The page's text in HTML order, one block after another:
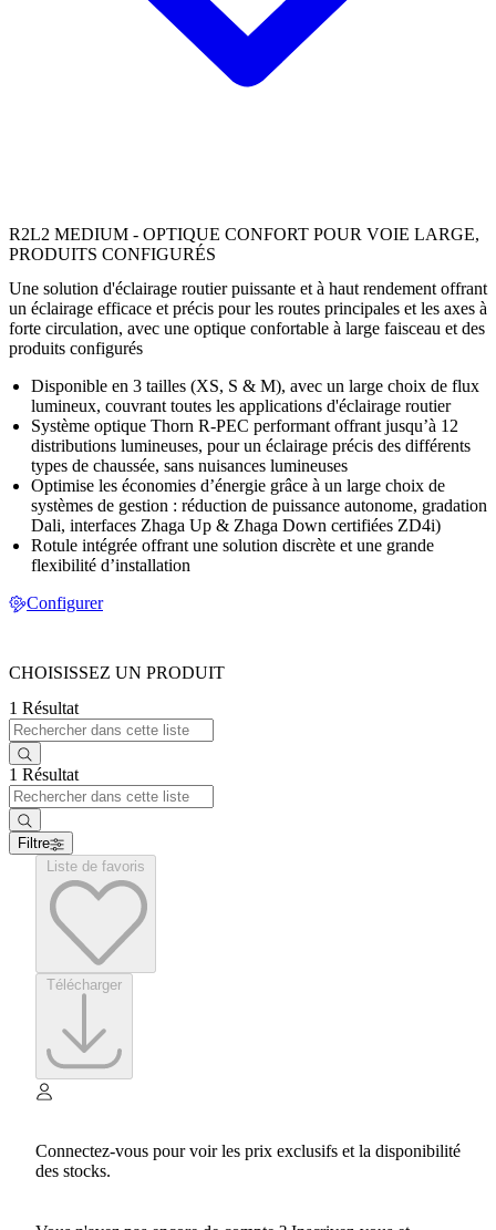
R2L2 MEDIUM - OPTIQUE CONFORT POUR VOIE LARGE,
PRODUITS CONFIGURÉS
Une solution d'éclairage routier puissante et à haut rendement offrant
un éclairage efficace et précis pour les routes principales et les axes à
forte circulation, avec une optique confortable à large faisceau et des
produits configurés
Disponible en 3 tailles (XS, S & M), avec un large choix de flux
lumineux, couvrant toutes les applications d'éclairage routier
Système optique Thorn R-PEC performant offrant jusqu’à 12
distributions lumineuses, pour un éclairage précis des différents
types de chaussée, sans nuisances lumineuses
Optimise les économies d’énergie grâce à un large choix de
systèmes de gestion : réduction de puissance autonome, gradation
Dali, interfaces Zhaga Up & Zhaga Down certifiées ZD4i)
Rotule intégrée offrant une solution discrète et une grande
flexibilité d’installation
Configurer
CHOISISSEZ UN PRODUIT
1 Résultat
1 Résultat
Filtre
Connectez-vous pour voir les prix exclusifs et la disponibilité
des stocks.